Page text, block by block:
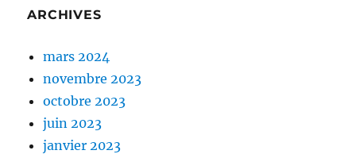
ARCHIVES
mars 2024
novembre 2023
octobre 2023
juin 2023
janvier 2023